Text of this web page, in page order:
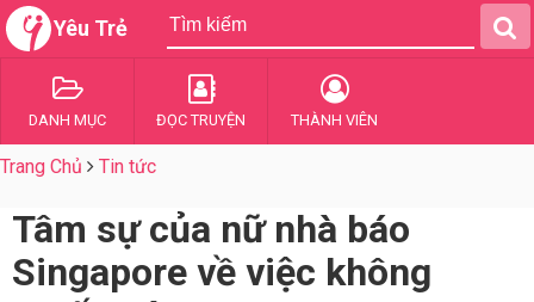
Yêu Trẻ
DANH MỤC ĐỌC TRUYỆN THÀNH VIÊN
Trang Chủ Tin tức
Tâm sự của nữ nhà báo
Singapore về việc không